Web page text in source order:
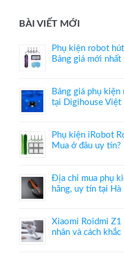
BÀI VIẾT MỚI
Phụ kiện robot
Bảng giá mới
Bảng giá phụ
tại Digihouse Việt
Phụ kiện iRobot
Mua ở đâu uy tín?
Địa chỉ mua phụ
hãng, uy tín tại Hà
Xiaomi Roidmi
nhân và cách